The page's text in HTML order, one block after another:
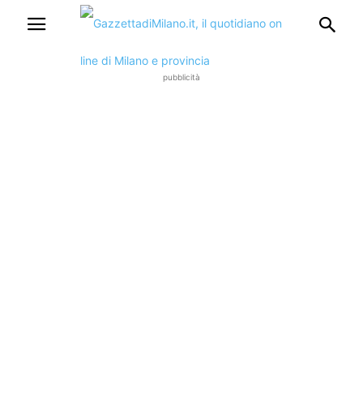
pubblicità